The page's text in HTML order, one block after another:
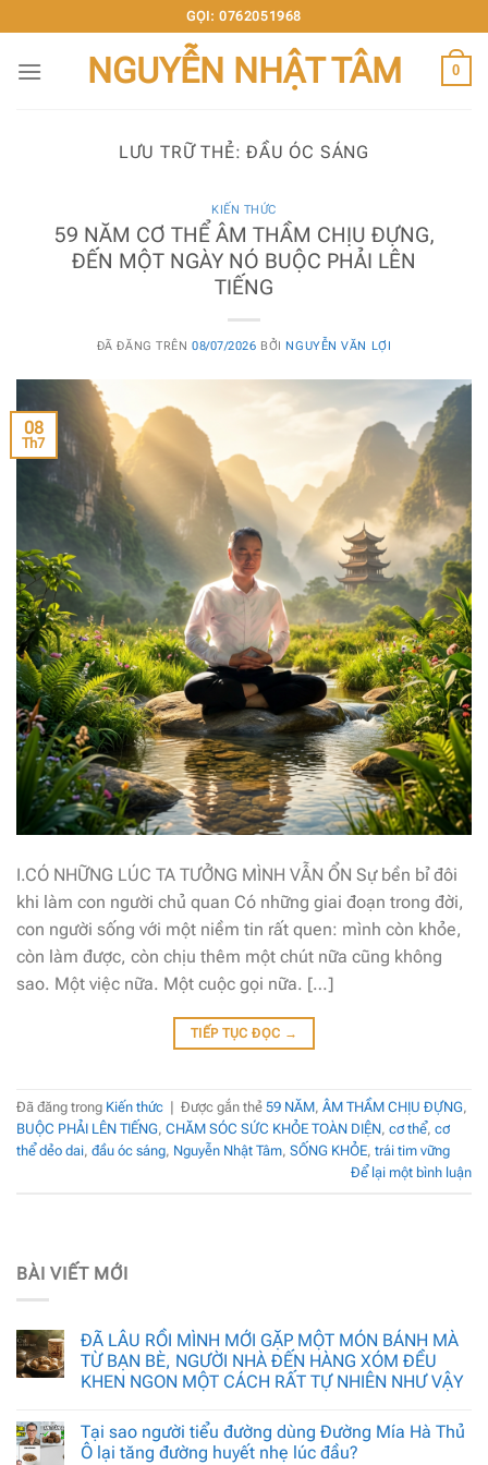
đến
nội
GỌI: 0762051968
NGUYỄN NHẬT TÂM 0
LƯU TRỮ THẺ:ĐẦU ÓC SÁNG
KIẾN THỨC
59 NĂM CƠ THỂ ÂM THẦM CHỊU ĐỰNG,
ĐẾN MỘT NGÀY NÓ BUỘC PHẢI LÊN
TIẾNG
ĐÃ ĐĂNG TRÊN 08/07/2026 BỞI NGUYỄN VĂN LỢI
08
Th7
I.CÓ NHỮNG LÚC TA TƯỞNG MÌNH VẪN ỔN Sự bền bỉ đôi
khi làm con người chủ quan Có những giai đoạn trong đời,
con người sống với một niềm tin rất quen: mình còn khỏe,
còn làm được, còn chịu thêm một chút nữa cũng không
sao. Một việc nữa. Một cuộc gọi nữa. […]
TIẾP TỤC ĐỌC →
Đã đăng trong Kiến thức Được gắn thẻ 59 NĂM, ÂM THẦM CHỊU ĐỰNG,
BUỘC PHẢI LÊN TIẾNG, CHĂM SÓC SỨC KHỎE TOÀN DIỆN, cơ thể, cơ
thể dẻo dai, đầu óc sáng, Nguyễn Nhật Tâm, SỐNG KHỎE, trái tim vững
Để lại một bình luận
BÀI VIẾT MỚI
ĐÃ LÂU RỒI MÌNH MỚI GẶP MỘT MÓN BÁNH MÀ
TỪ BẠN BÈ, NGƯỜI NHÀ ĐẾN HÀNG XÓM ĐỀU
KHEN NGON MỘT CÁCH RẤT TỰ NHIÊN NHƯ VẬY
Tại sao người tiểu đường dùng Đường Mía Hà Thủ
Ô lại tăng đường huyết nhẹ lúc đầu?